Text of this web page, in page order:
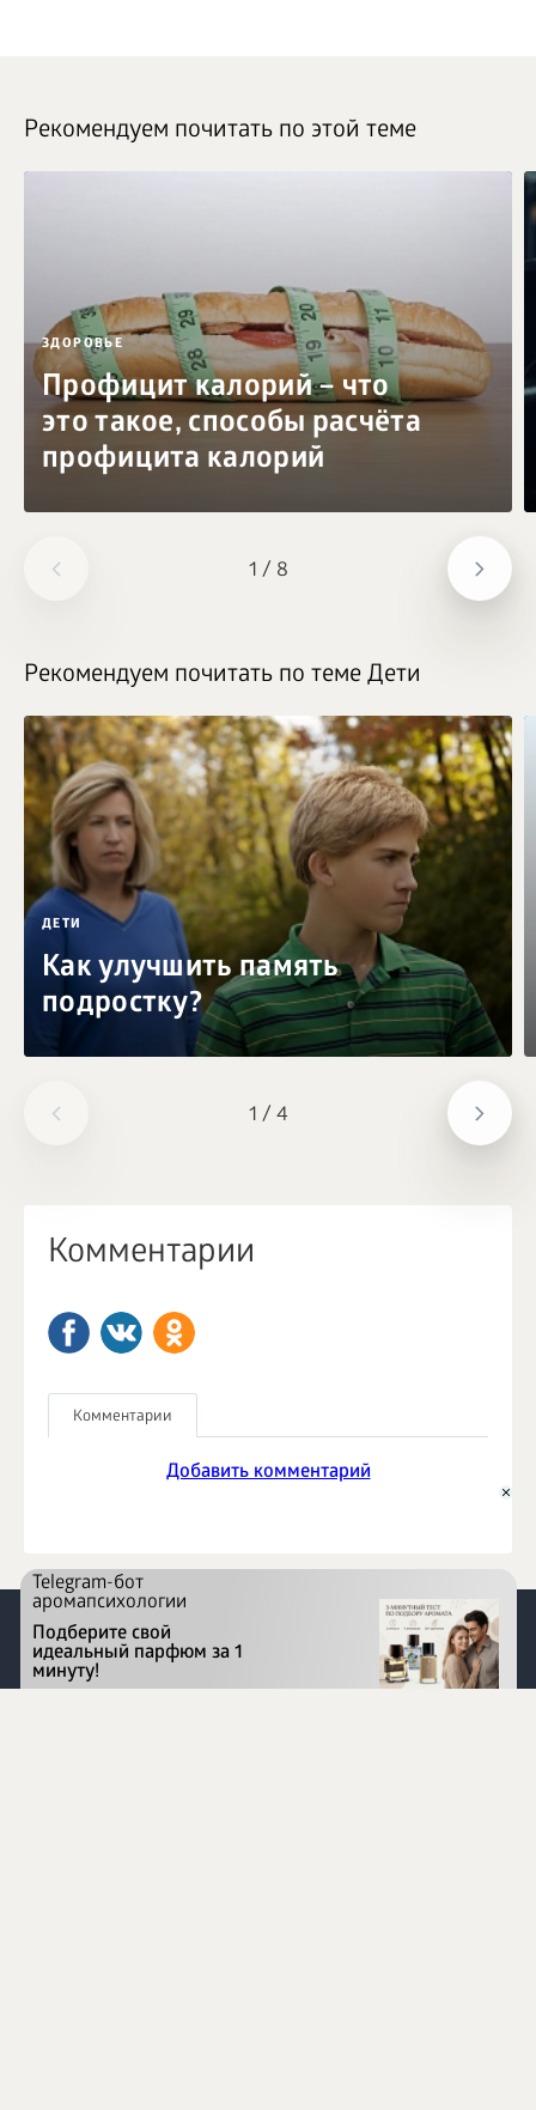
1 / 8
Рекомендуем почитать по этой теме
ЗДОРОВЬЕ
Профицит калорий – что
это такое, способы расчёта
профицита калорий
1 / 4
Рекомендуем почитать по теме Дети
ДЕТИ
Как улучшить память
подростку?
Комментарии
Комментарии
Добавить комментарий
Telegram-бот
аромапсихологии
Подберите свой
идеальный парфюм за 1
минуту!